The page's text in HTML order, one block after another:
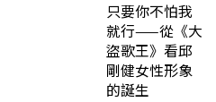
只要你不怕我
就行——從《大
盜歌王》看邱
剛健女性形象
的誕生